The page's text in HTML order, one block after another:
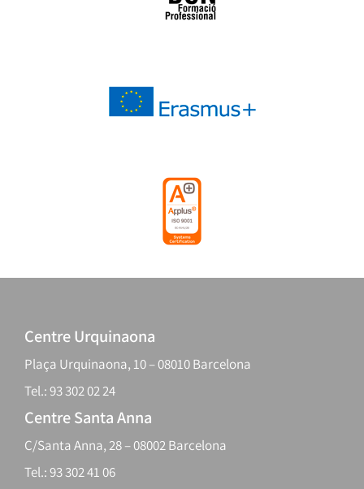
Centre Urquinaona
Plaça Urquinaona, 10 – 08010 Barcelona
Tel.: 93 302 02 24
Centre Santa Anna
C/Santa Anna, 28 – 08002 Barcelona
Tel.: 93 302 41 06